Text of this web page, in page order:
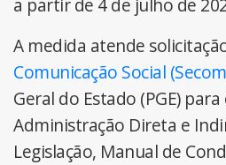
a partir de 4 de julho de
A medida atende
Comunicação Social
Geral do Estado (PGE)
Administração Direta e
Legislação, Manual de